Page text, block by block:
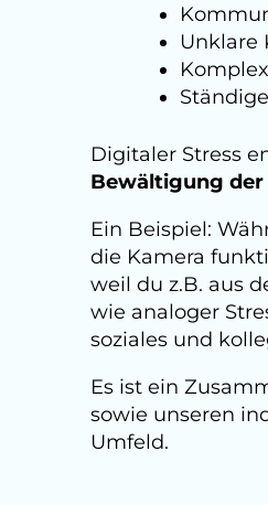
Unklare
Digitaler Stress
Bewältigung
Ein Beispiel:
die Kamera
weil du z.B. aus
wie analoger
soziales und
Es ist ein
sowie unseren
Umfeld.